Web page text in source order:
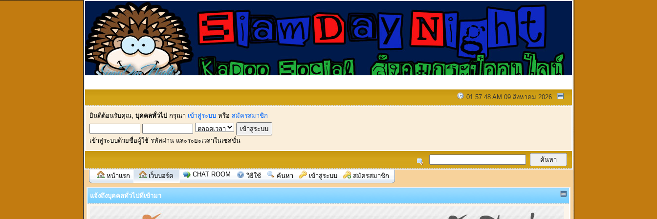
01:57:48 AM 09 สิงหาคม 2026
ยินดีต้อนรับคุณ, บุคคลทั่วไป กรุณา เข้าสู่ระบบ หรือ สมัครสมาชิก
เข้าสู่ระบบด้วยชื่อผู้ใช้ รหัสผ่าน และระยะเวลาในเซสชั่น
หน้าแรก เว็บบอร์ด CHAT ROOM วิธีใช้ ค้นหา เข้าสู่ระบบ สมัครสมาชิก
แจ้งถึงบุคคลทั่วไปที่เข้ามา